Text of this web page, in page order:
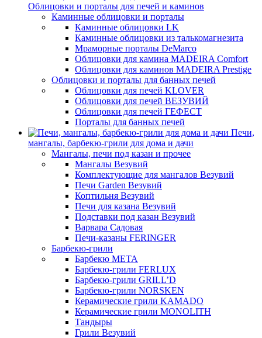
Облицовки и порталы для печей и каминов
Каминные облицовки и порталы
Каминные облицовки LK
Каминные облицовки из талькомагнезита
Мраморные порталы DeMarco
Облицовки для камина MADEIRA Comfort
Облицовки для каминов MADEIRA Prestige
Облицовки и порталы для банных печей
Облицовки для печей KLOVER
Облицовки для печей ВЕЗУВИЙ
Облицовки для печей ГЕФЕСТ
Порталы для банных печей
Печи,
мангалы, барбекю-грили для дома и дачи
Мангалы, печи под казан и прочее
Мангалы Везувий
Комплектующие для мангалов Везувий
Печи Garden Везувий
Коптильня Везувий
Печи для казана Везувий
Подставки под казан Везувий
Варвара Садовая
Печи-казаны FERINGER
Барбекю-грили
Барбекю МЕТА
Барбекю-грили FERLUX
Барбекю-грили GRILL’D
Барбекю-грили NORSKEN
Керамические грили KAMADO
Керамические грили MONOLITH
Тандыры
Грили Везувий